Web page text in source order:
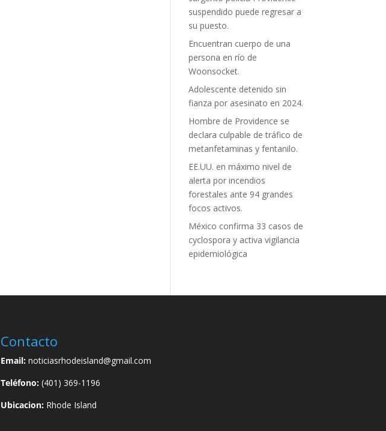
suspendido puede regresar a
su puesto.
Encuentran cuerpo de una
persona en río de
Woonsocket.
Adolescente detenido sin
fianza por asesinato en 2024.
Hombre de Providence se
declara culpable de tráfico de
metanfetaminas y fentanilo.
EE.UU. en máximo nivel de
alerta por incendios
forestales ante 94 grandes
focos activos.
México confirma 33 casos de
cyclospora y activa vigilancia
epidemiológica
Contacto
Email:noticiasrhodeisland@gmail.com
Teléfono:(401) 369-1196
Ubicacion:Rhode Island